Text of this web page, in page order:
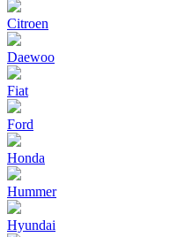
Citroen
Daewoo
Fiat
Ford
Honda
Hummer
Hyundai